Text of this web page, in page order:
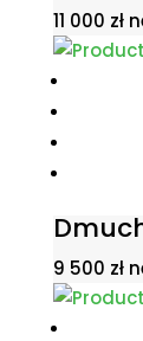
11 000 zł
9 500 zł